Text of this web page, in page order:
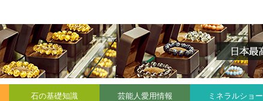
石の基礎知識 芸能人愛用情報 ミネラルショー